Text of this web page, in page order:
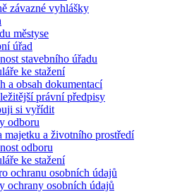
závazné vyhlášky
městyse
úřad
stavebního úřadu
ke stažení
a obsah dokumentací
právní předpisy
si vyřídit
odboru
majetku a životního prostředí
odboru
ke stažení
ochranu osobních údajů
ochrany osobních údajů